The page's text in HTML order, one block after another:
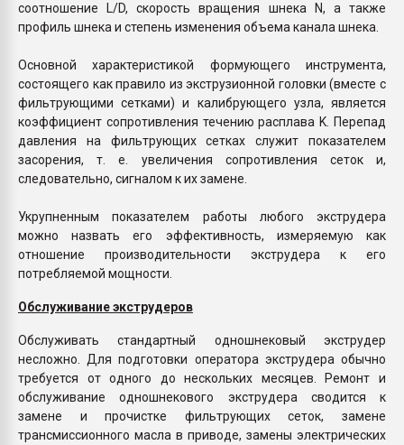
соотношение L/D, скорость вращения шнека N, а также
профиль шнека и степень изменения объема канала шнека.
Основной характеристикой формующего инструмента,
состоящего как правило из экструзионной головки (вместе с
фильтрующими сетками) и калибрующего узла, является
коэффициент сопротивления течению расплава K. Перепад
давления на фильтрующих сетках служит показателем
засорения, т. е. увеличения сопротивления сеток и,
следовательно, сигналом к их замене.
Укрупненным показателем работы любого экструдера
можно назвать его эффективность, измеряемую как
отношение производительности экструдера к его
потребляемой мощности.
Обслуживание экструдеров
Обслуживать стандартный одношнековый экструдер
несложно. Для подготовки оператора экструдера обычно
требуется от одного до нескольких месяцев. Ремонт и
обслуживание одношнекового экструдера сводится к
замене и прочистке фильтрующих сеток, замене
трансмиссионного масла в приводе, замены электрических